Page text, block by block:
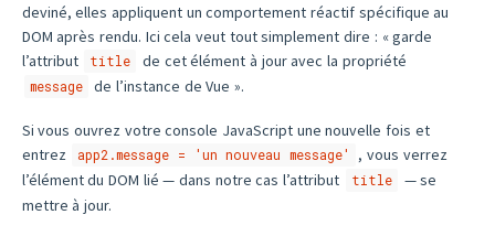
deviné, elles appliquent un comportement réactif spécifique au
DOM après rendu. Ici cela veut tout simplement dire : « garde
l’attribut
title de cet élément à jour avec la propriété
message de l’instance de Vue ».
Si vous ouvrez votre console JavaScript une nouvelle fois et
entrez
app2.message = 'un nouveau message'
, vous verrez
l’élément du DOM lié — dans notre cas l’attribut
title
— se
mettre à jour.